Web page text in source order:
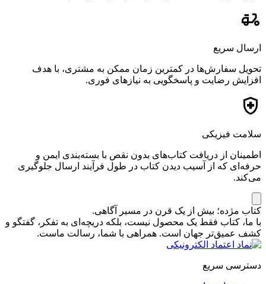
ارسال سریع
تحویل سفارش‌ها در کمترین زمان ممکن به مشتری، با هدف
افزایش رضایت و پاسخگویی به نیازهای فوری.
سلامت فیزیکی
اطمینان از دریافت کتاب‌های بدون نقص با بسته‌بندی ایمن و
حرفه‌ای که از آسیب دیدن کتاب در طول فرآیند ارسال جلوگیری
می‌کند.
کتاب مژده؛ بیش از یک قرن در مسیر آگاهی.
با ما، کتاب فقط یک محصول نیست، بلکه دریچه‌ای به تفکر، گفتگو و
کشف عمیق‌تر جهان است. همراهی با شما، رسالت ماست.
دسترسی سریع